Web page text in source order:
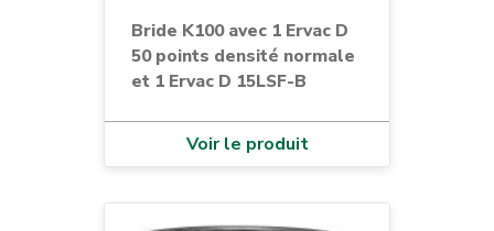
Bride K100 avec 1 Ervac D
50 points densité normale
et 1 Ervac D 15LSF-B
Voir le produit